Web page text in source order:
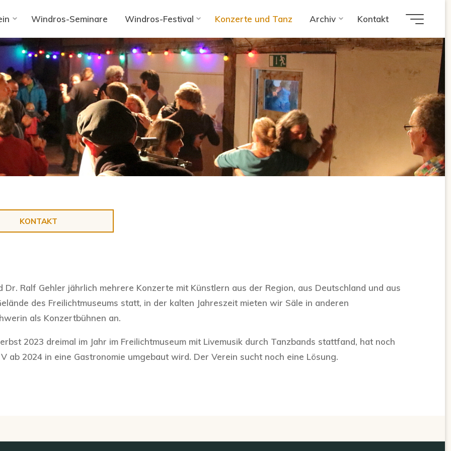
Windros-Seminare Windros-Festival Konzerte und Tanz Archiv Kontakt
KONTAKT
Ralf Gehler jährlich mehrere Konzerte mit Künstlern aus der Region, aus Deutschland und aus
des Freilichtmuseums statt, in der kalten Jahreszeit mieten wir Säle in anderen
als Konzertbühnen an.
2023 dreimal im Jahr im Freilichtmuseum mit Livemusik durch Tanzbands stattfand, hat noch
ab 2024 in eine Gastronomie umgebaut wird. Der Verein sucht noch eine Lösung.